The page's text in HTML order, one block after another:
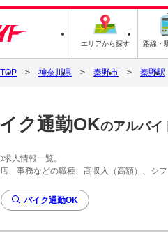
エリアから探す 路線・
神奈川県 秦野市 秦野駅
ク通勤OKのアルバイ
人情報一覧。
、事務などの職種、高収入（高額）、シ
バイク通勤OK